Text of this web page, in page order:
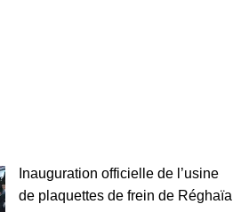
Inauguration officielle de l’usine
de plaquettes de frein de Réghaïa